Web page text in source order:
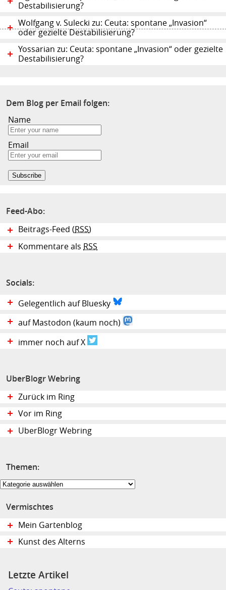
Destabilisierung?
Wolfgang v. Sulecki zu: Ceuta: spontane „Invasion“
oder gezielte Destabilisierung?
Yossarian zu: Ceuta: spontane „Invasion“ oder gezielte
Destabilisierung?
Dem Blog per Email folgen:
Name
Email
Feed-Abo:
Beitrags-Feed ( RSS)
Kommentare als RSS
Socials:
Gelegentlich auf Bluesky
auf Mastodon (kaum noch)
immer noch auf X
UberBlogr Webring
Zurück im Ring
Vor im Ring
UberBlogr Webring
Themen:
Themen:
Vermischtes
Mein Gartenblog
Kunst des Alterns
Letzte Artikel